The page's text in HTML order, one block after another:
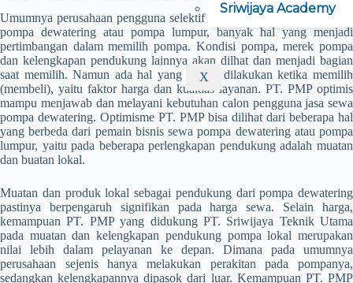
Sriwijaya Academy
X
Umumnya perusahaan pengguna selektif pada saat mencari atau sewa
pompa dewatering atau pompa lumpur, banyak hal yang menjadi
pertimbangan dalam memilih pompa. Kondisi pompa, merek pompa
dan kelengkapan pendukung lainnya akan dilhat dan menjadi bagian
saat memilih. Namun ada hal yang umum dilakukan ketika memilih
(membeli), yaitu faktor harga dan kualtias layanan. PT. PMP optimis
mampu menjawab dan melayani kebutuhan calon pengguna jasa sewa
pompa dewatering. Optimisme PT. PMP bisa dilihat dari beberapa hal
yang berbeda dari pemain bisnis sewa pompa dewatering atau pompa
lumpur, yaitu pada beberapa perlengkapan pendukung adalah muatan
dan buatan lokal.
Muatan dan produk lokal sebagai pendukung dari pompa dewatering
pastinya berpengaruh signifikan pada harga sewa. Selain harga,
kemampuan PT. PMP yang didukung PT. Sriwijaya Teknik Utama
pada muatan dan kelengkapan pendukung pompa lokal merupakan
nilai lebih dalam pelayanan ke depan. Dimana pada umumnya
perusahaan sejenis hanya melakukan perakitan pada pompanya,
sedangkan kelengkapannya dipasok dari luar. Kemampuan PT. PMP